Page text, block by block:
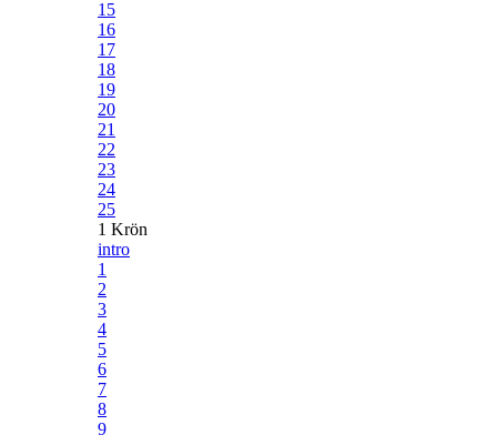
15
16
17
18
19
20
21
22
23
24
25
1 Krön
intro
1
2
3
4
5
6
7
8
9